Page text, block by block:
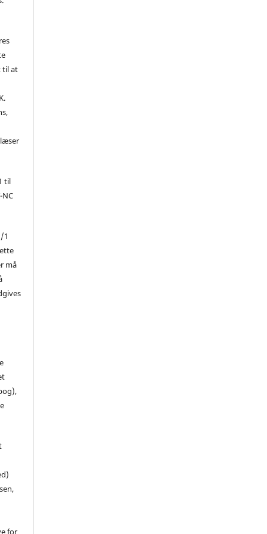
til at
til
NC
1
må
for